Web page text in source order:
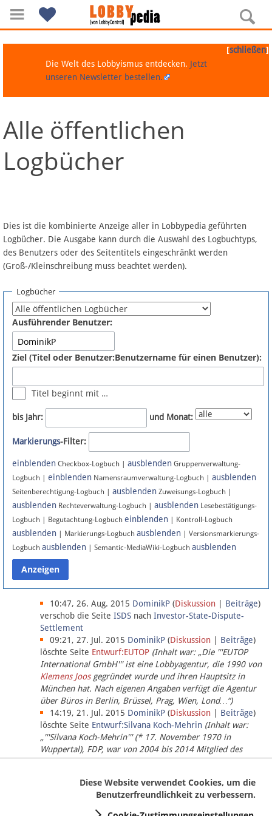
Navigation
Über Lobbypedia
Artikel nach Kategorien
FAQ
Fördermitglied werden
Fehler melden
Newsletter
Bluesky
Facebook
Instagram
Anmelden
Datenschutz
Über Lobbypedia
Impressum
[schließen]
Die Welt des Lobbyismus entdecken. Jetzt
unseren Newsletter bestellen.
Alle öffentlichen
Logbücher
Dies ist die kombinierte Anzeige aller in Lobbypedia geführten
Logbücher. Die Ausgabe kann durch die Auswahl des Logbuchtyps,
des Benutzers oder des Seitentitels eingeschränkt werden
(Groß-/Kleinschreibung muss beachtet werden).
Logbücher
Ausführender Benutzer:
Ziel (Titel oder Benutzer:Benutzername für einen Benutzer):
Titel beginnt mit …
bis Jahr: und Monat:
Markierungs-Filter:
einblenden Checkbox-Logbuch | ausblenden Gruppenverwaltung-
Logbuch | einblenden Namensraumverwaltung-Logbuch | ausblenden
Seitenberechtigung-Logbuch | ausblenden Zuweisungs-Logbuch |
ausblenden Rechteverwaltung-Logbuch | ausblenden Lesebestätigungs-
Logbuch | Begutachtung-Logbuch einblenden | Kontroll-Logbuch
ausblenden | Markierungs-Logbuch ausblenden | Versionsmarkierungs-
Logbuch ausblenden | Semantic-MediaWiki-Logbuch ausblenden
10:47, 26. Aug. 2015 DominikP (Diskussion Beiträge)
verschob die Seite ISDS nach Investor-State-Dispute-
Settlement
09:21, 27. Jul. 2015 DominikP (Diskussion Beiträge)
löschte Seite Entwurf:EUTOP (Inhalt war: „Die '''EUTOP
International GmbH''' ist eine Lobbyagentur, die 1990 von
Klemens Joosgegründet wurde und ihren Hauptsitz in
München hat. Nach eigenen Angaben verfügt die Agentur
über Büros in Berlin, Brüssel, Prag, Wien, Lond…“)
14:19, 21. Jul. 2015 DominikP (Diskussion Beiträge)
löschte Seite Entwurf:Silvana Koch-Mehrin (Inhalt war:
„'''Silvana Koch-Mehrin''' (* 17. November 1970 in
Wuppertal), FDP, war von 2004 bis 2014 Mitglied des
Europäischen Parlaments, seit November 2014 ist sie für
Diese Website verwendet Cookies, um die
Benutzerfreundlichkeit zu verbessern.